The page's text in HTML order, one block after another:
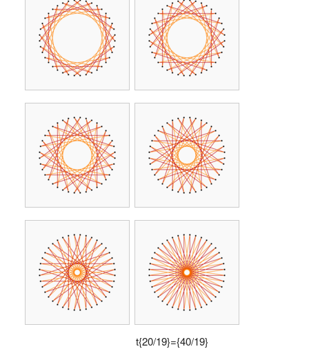
t{20/19}={40/19}